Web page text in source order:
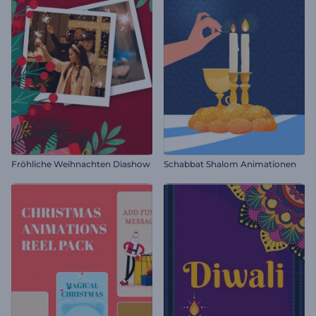
Fröhliche Weihnachten Diashow Schabbat Shalom Animationen